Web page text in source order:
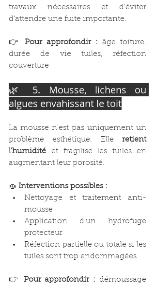
travaux nécessaires et d'éviter
d'attendre une fuite importante.
👉 Pour approfondir : âge toiture,
durée de vie tuiles, réfection
couverture
🌿 5. Mousse, lichens ou
algues envahissant le toit
La mousse n'est pas uniquement un
problème esthétique. Elle retient
l'humidité et fragilise les tuiles en
augmentant leur porosité.
🧽 Interventions possibles :
Nettoyage et traitement anti-
mousse
Application d'un hydrofuge
protecteur
Réfection partielle ou totale si les
tuiles sont trop endommagées
👉 Pour approfondir : démoussage